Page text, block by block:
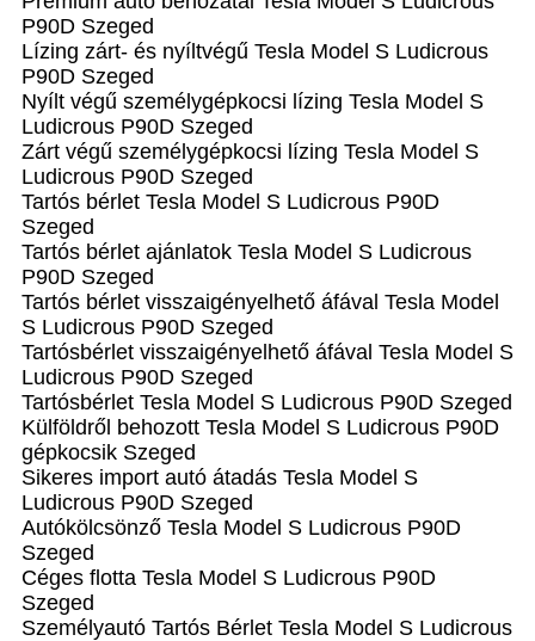
P90D Szeged
Lízing zárt- és nyíltvégű Tesla Model S Ludicrous
P90D Szeged
Nyílt végű személygépkocsi lízing Tesla Model S
Ludicrous P90D Szeged
Zárt végű személygépkocsi lízing Tesla Model S
Ludicrous P90D Szeged
Tartós bérlet Tesla Model S Ludicrous P90D
Szeged
Tartós bérlet ajánlatok Tesla Model S Ludicrous
P90D Szeged
Tartós bérlet visszaigényelhető áfával Tesla Model
S Ludicrous P90D Szeged
Tartósbérlet visszaigényelhető áfával Tesla Model S
Ludicrous P90D Szeged
Tartósbérlet Tesla Model S Ludicrous P90D Szeged
Külföldről behozott Tesla Model S Ludicrous P90D
gépkocsik Szeged
Sikeres import autó átadás Tesla Model S
Ludicrous P90D Szeged
Autókölcsönző Tesla Model S Ludicrous P90D
Szeged
Céges flotta Tesla Model S Ludicrous P90D
Szeged
Személyautó Tartós Bérlet Tesla Model S Ludicrous